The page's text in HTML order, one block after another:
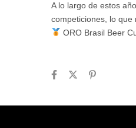
A lo largo de estos
competiciones, lo que
ORO Brasil Beer